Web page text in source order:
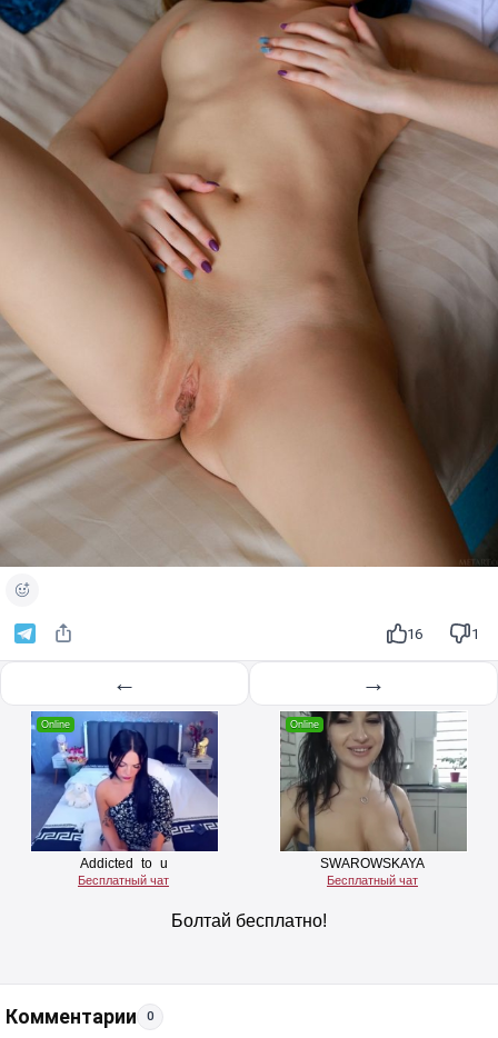
16 1
← →
Комментарии 0